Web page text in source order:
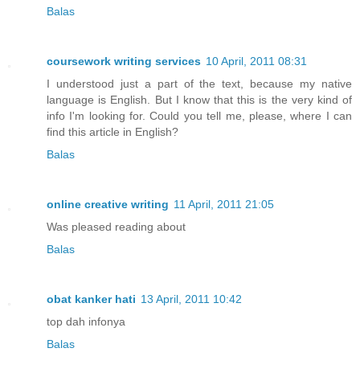
Balas
coursework writing services 10 April, 2011 08:31
I understood just a part of the text, because my native
language is English. But I know that this is the very kind of
info I'm looking for. Could you tell me, please, where I can
find this article in English?
Balas
online creative writing 11 April, 2011 21:05
Was pleased reading about
Balas
obat kanker hati 13 April, 2011 10:42
top dah infonya
Balas